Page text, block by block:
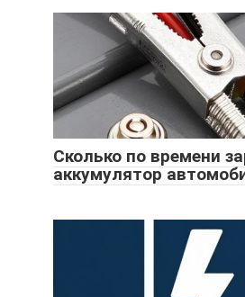
Сколько по времени
аккумулятор